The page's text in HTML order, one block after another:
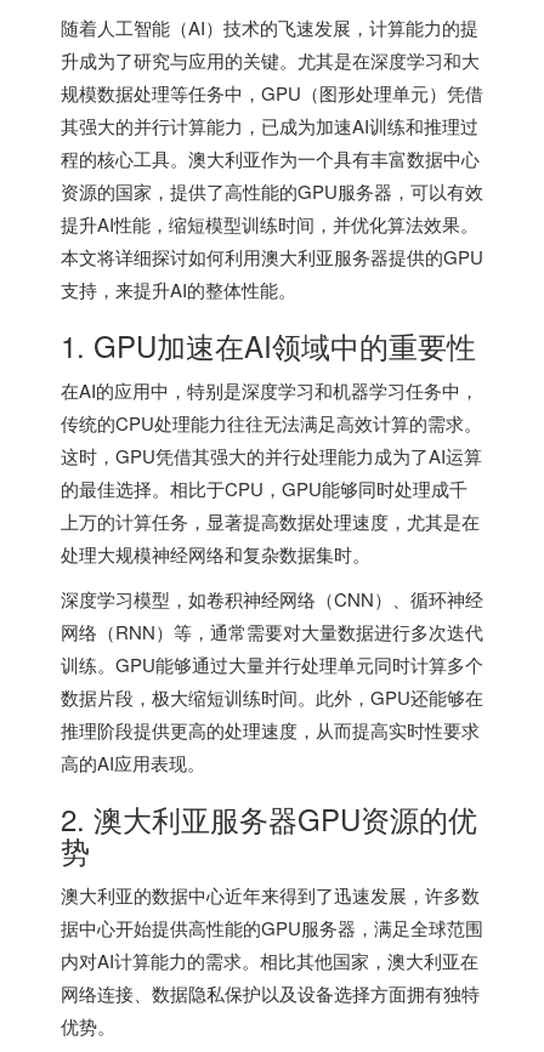
随着人工智能（AI）技术的飞速发展，计算能力的提
升成为了研究与应用的关键。尤其是在深度学习和大
规模数据处理等任务中，GPU（图形处理单元）凭借
其强大的并行计算能力，已成为加速AI训练和推理过
程的核心工具。澳大利亚作为一个具有丰富数据中心
资源的国家，提供了高性能的GPU服务器，可以有效
提升AI性能，缩短模型训练时间，并优化算法效果。
本文将详细探讨如何利用澳大利亚服务器提供的GPU
支持，来提升AI的整体性能。
1. GPU加速在AI领域中的重要性
在AI的应用中，特别是深度学习和机器学习任务中，
传统的CPU处理能力往往无法满足高效计算的需求。
这时，GPU凭借其强大的并行处理能力成为了AI运算
的最佳选择。相比于CPU，GPU能够同时处理成千
上万的计算任务，显著提高数据处理速度，尤其是在
处理大规模神经网络和复杂数据集时。
深度学习模型，如卷积神经网络（CNN）、循环神经
网络（RNN）等，通常需要对大量数据进行多次迭代
训练。GPU能够通过大量并行处理单元同时计算多个
数据片段，极大缩短训练时间。此外，GPU还能够在
推理阶段提供更高的处理速度，从而提高实时性要求
高的AI应用表现。
2. 澳大利亚服务器GPU资源的优
势
澳大利亚的数据中心近年来得到了迅速发展，许多数
据中心开始提供高性能的GPU服务器，满足全球范围
内对AI计算能力的需求。相比其他国家，澳大利亚在
网络连接、数据隐私保护以及设备选择方面拥有独特
优势。